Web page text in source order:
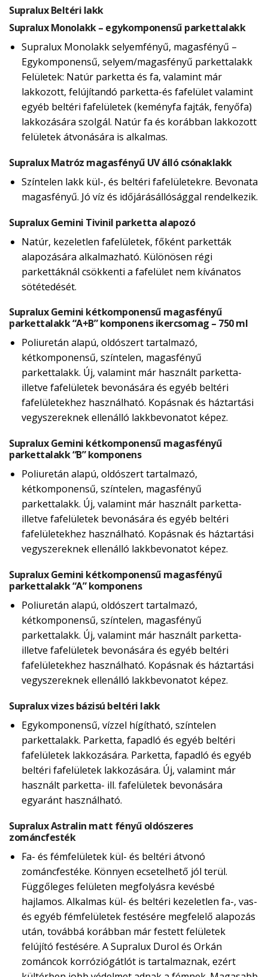
Supralux Beltéri lakk
Supralux Monolakk – egykomponensű parkettalakk
Supralux Monolakk selyemfényű, magasfényű –
Egykomponensű, selyem/magasfényű parkettalakk
Felületek: Natúr parketta és fa, valamint már
lakkozott, felújítandó parketta-és fafelület valamint
egyéb beltéri fafelületek (keményfa fajták, fenyőfa)
lakkozására szolgál. Natúr fa és korábban lakkozott
felületek átvonására is alkalmas.
Supralux Matróz magasfényű UV álló csónaklakk
Színtelen lakk kül-, és beltéri fafelületekre. Bevonata
magasfényű. Jó víz és időjárásállósággal rendelkezik.
Supralux Gemini Tivinil parketta alapozó
Natúr, kezeletlen fafelületek, főként parketták
alapozására alkalmazható. Különösen régi
parkettáknál csökkenti a fafelület nem kívánatos
sötétedését.
Supralux Gemini kétkomponensű magasfényű
parkettalakk “A+B” komponens ikercsomag – 750 ml
Poliuretán alapú, oldószert tartalmazó,
kétkomponensű, színtelen, magasfényű
parkettalakk. Új, valamint már használt parketta-
illetve fafelületek bevonására és egyéb beltéri
fafelületekhez használható. Kopásnak és háztartási
vegyszereknek ellenálló lakkbevonatot képez.
Supralux Gemini kétkomponensű magasfényű
parkettalakk “B” komponens
Poliuretán alapú, oldószert tartalmazó,
kétkomponensű, színtelen, magasfényű
parkettalakk. Új, valamint már használt parketta-
illetve fafelületek bevonására és egyéb beltéri
fafelületekhez használható. Kopásnak és háztartási
vegyszereknek ellenálló lakkbevonatot képez.
Supralux Gemini kétkomponensű magasfényű
parkettalakk “A” komponens
Poliuretán alapú, oldószert tartalmazó,
kétkomponensű, színtelen, magasfényű
parkettalakk. Új, valamint már használt parketta-
illetve fafelületek bevonására és egyéb beltéri
fafelületekhez használható. Kopásnak és háztartási
vegyszereknek ellenálló lakkbevonatot képez.
Supralux vizes bázisú beltéri lakk
Egykomponensű, vízzel hígítható, színtelen
parkettalakk. Parketta, fapadló és egyéb beltéri
fafelületek lakkozására. Parketta, fapadló és egyéb
beltéri fafelületek lakkozására. Új, valamint már
használt parketta- ill. fafelületek bevonására
egyaránt használható.
Supralux Astralin matt fényű oldószeres
zománcfesték
Fa- és fémfelületek kül- és beltéri átvonó
zománcfestéke. Könnyen ecsetelhető jól terül.
Függőleges felületen megfolyásra kevésbé
hajlamos. Alkalmas kül- és beltéri kezeletlen fa-, vas-
és egyéb fémfelületek festésére megfelelő alapozás
után, továbbá korábban már festett felületek
felújító festésére. A Supralux Durol és Orkán
zománcok korróziógátlót is tartalmaznak, ezért